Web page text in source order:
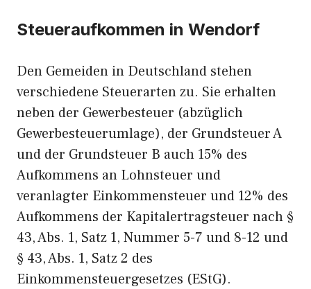
Steueraufkommen in Wendorf
Den Gemeiden in Deutschland stehen
verschiedene Steuerarten zu. Sie erhalten
neben der Gewerbesteuer (abzüglich
Gewerbesteuerumlage), der Grundsteuer A
und der Grundsteuer B auch 15% des
Aufkommens an Lohnsteuer und
veranlagter Einkommensteuer und 12% des
Aufkommens der Kapitalertragsteuer nach §
43, Abs. 1, Satz 1, Nummer 5-7 und 8-12 und
§ 43, Abs. 1, Satz 2 des
Einkommensteuergesetzes (EStG).